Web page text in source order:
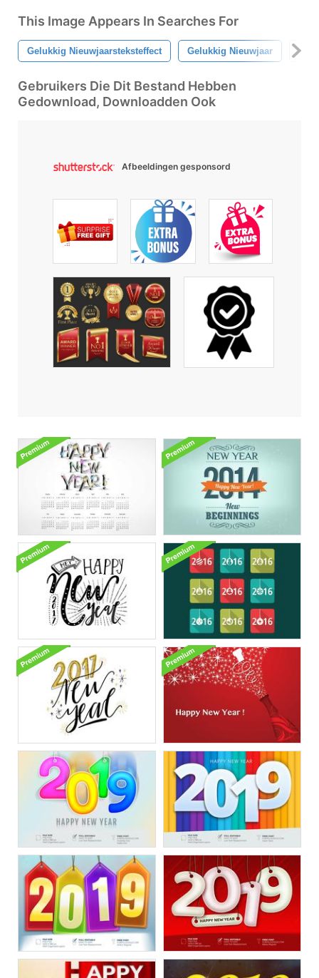
This Image Appears In Searches For
Gelukkig Nieuwjaarsteksteffect Gelukkig Nieuwjaar 2019
Gebruikers Die Dit Bestand Hebben
Gedownload, Downloadden Ook
Afbeeldingen gesponsord